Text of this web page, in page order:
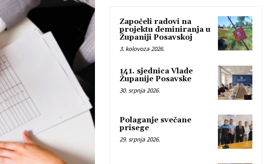
Započeli radovi na
projektu deminiranja u
Županiji Posavskoj
3. kolovoza 2026.
141. sjednica Vlade
Županije Posavske
30. srpnja 2026.
Polaganje svečane
prisege
29. srpnja 2026.